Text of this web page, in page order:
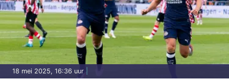
18 mei 2025, 16:36 uur